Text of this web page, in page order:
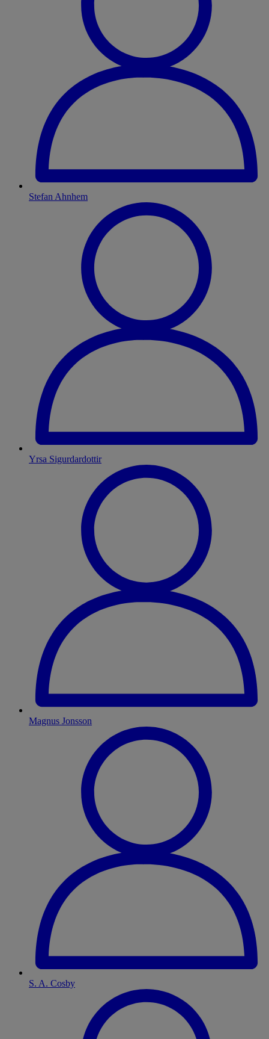
Stefan Ahnhem
Yrsa Sigurdardottir
Magnus Jonsson
S. A. Cosby